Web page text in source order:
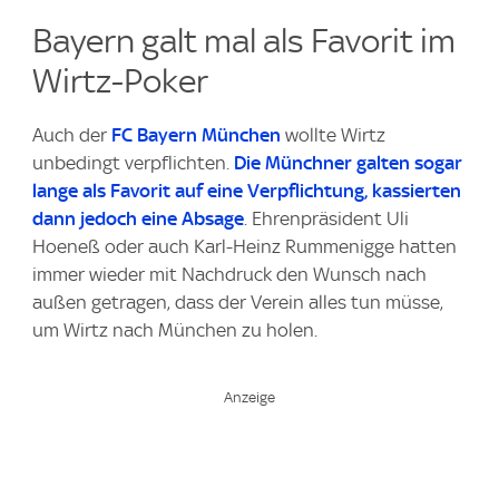
Bayern galt mal als Favorit im
Wirtz-Poker
Auch der FC Bayern München wollte Wirtz
unbedingt verpflichten. Die Münchner galten sogar
lange als Favorit auf eine Verpflichtung, kassierten
dann jedoch eine Absage. Ehrenpräsident Uli
Hoeneß oder auch Karl-Heinz Rummenigge hatten
immer wieder mit Nachdruck den Wunsch nach
außen getragen, dass der Verein alles tun müsse,
um Wirtz nach München zu holen.